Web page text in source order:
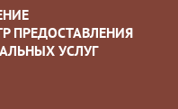
ПРЕДОСТАВЛЕНИЯ
УСЛУГ